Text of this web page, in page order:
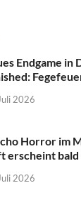
Endgame in
2026
Horror im
erscheint
2026